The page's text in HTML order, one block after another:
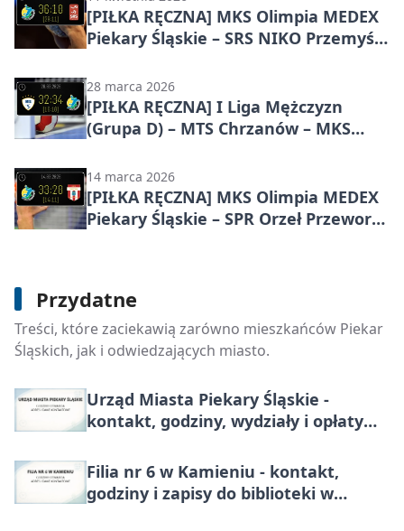
[PIŁKA RĘCZNA] MKS Olimpia MEDEX
Piekary Śląskie – SRS NIKO Przemyśl
pewny domowy triumf gospodarzy w
22. kolejce
28 marca 2026
[PIŁKA RĘCZNA] I Liga Mężczyzn
(Grupa D) – MTS Chrzanów – MKS
Goście z Piekar Śląskich wywożą
ważne dwa punkty
14 marca 2026
[PIŁKA RĘCZNA] MKS Olimpia MEDEX
Piekary Śląskie – SPR Orzeł Przeworsk
Przydatne
Treści, które zaciekawią zarówno mieszkańców Piekar
Śląskich, jak i odwiedzających miasto.
Dom Pomocy Społecznej w Piekarach
Śląskich - kontakt, przyjęcie, godziny
Urząd Miasta Piekary Śląskie -
kontakt, godziny, wydziały i opłaty
Filia nr 6 w Kamieniu - kontakt,
godziny i zapisy do biblioteki w